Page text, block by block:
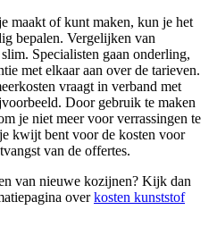
maakt of kunt maken, kun je het
bepalen. Vergelijken van
Specialisten gaan onderling,
met elkaar aan over de tarieven.
vraagt in verband met
Door gebruik te maken
je niet meer voor verrassingen te
kwijt bent voor de kosten voor
van de offertes.
van nieuwe kozijnen? Kijk dan
overkosten kunststof